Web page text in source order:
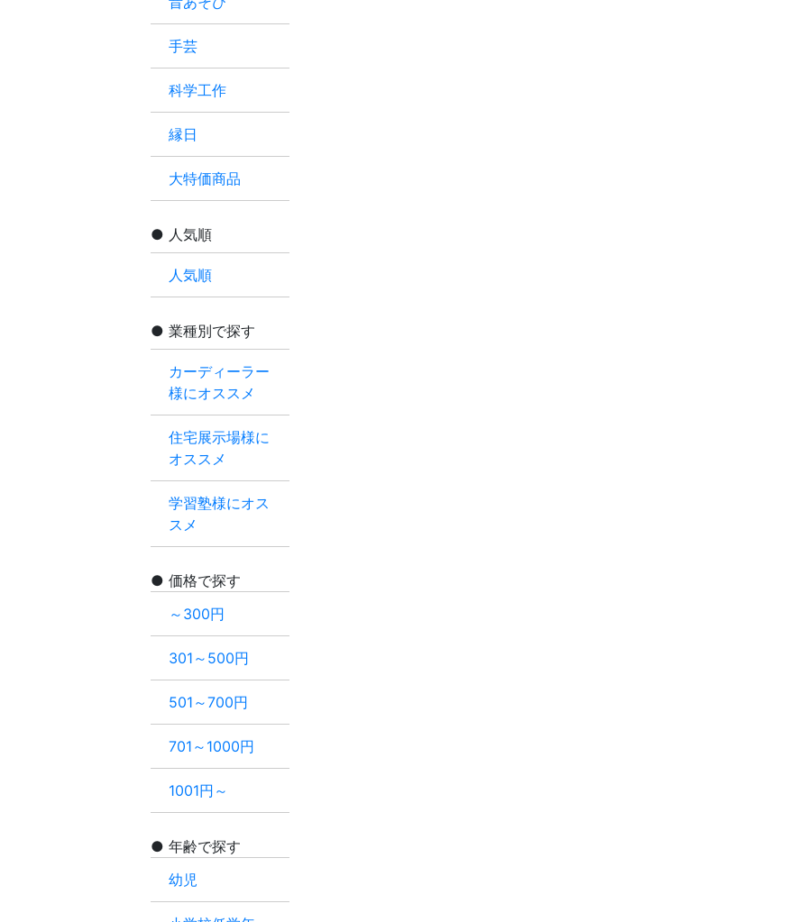
手芸
科学工作
縁日
大特価商品
人気順
人気順
業種別で探す
カーディーラー
様にオススメ
住宅展示場様に
オススメ
学習塾様にオス
スメ
価格で探す
～300円
301～500円
501～700円
701～1000円
1001円～
年齢で探す
幼児